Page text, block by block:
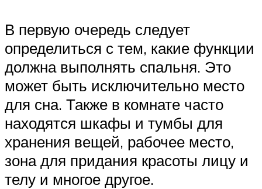
В первую очередь следует
определиться с тем, какие функции
должна выполнять спальня. Это
может быть исключительно место
для сна. Также в комнате часто
находятся шкафы и тумбы для
хранения вещей, рабочее место,
зона для придания красоты лицу и
телу и многое другое.